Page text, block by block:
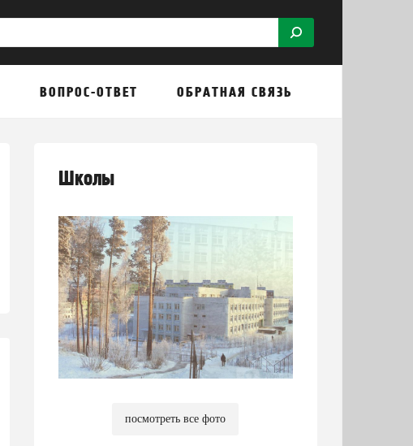
ВОПРОС-ОТВЕТ ОБРАТНАЯ СВЯЗЬ
Школы
посмотреть все фото